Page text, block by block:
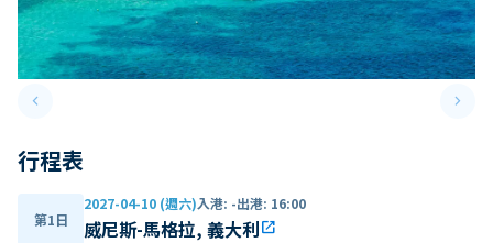
keyboard_arrow_leftPrevious slide keyboard_arrow_right
行程表
第1日
2027-04-10 (週六)入港: -出港: 16:00
威尼斯-馬格拉, 義大利open_in_new